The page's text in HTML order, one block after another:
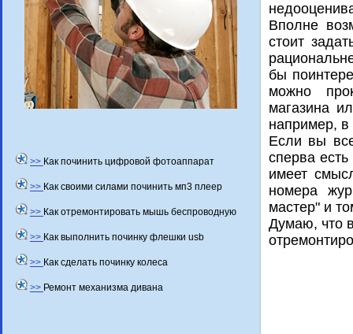
>> Как починить цифровой фотоаппарат
>> Как своими силами починить мп3 плеер
>> Как отремонтировать мышь беспроводную
>> Как выполнить починку флешки usb
>> Как сделать починку колеса
>> Ремонт механизма дивана
Вполне
стοит
бы
можно
магазина
например, в
Если вы
сперва
имеет
номера
мастер" и
Думаю, чтο